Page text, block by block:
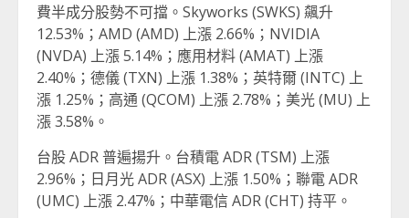
費半成分股勢不可擋。Skyworks (SWKS) 飆升
12.53%；AMD (AMD) 上漲 2.66%；NVIDIA
(NVDA) 上漲 5.14%；應用材料 (AMAT) 上漲
2.40%；德儀 (TXN) 上漲 1.38%；英特爾 (INTC) 上
漲 1.25%；高通 (QCOM) 上漲 2.78%；美光 (MU) 上
漲 3.58%。
台股 ADR 普遍揚升。台積電 ADR (TSM) 上漲
2.96%；日月光 ADR (ASX) 上漲 1.50%；聯電 ADR
(UMC) 上漲 2.47%；中華電信 ADR (CHT) 持平。